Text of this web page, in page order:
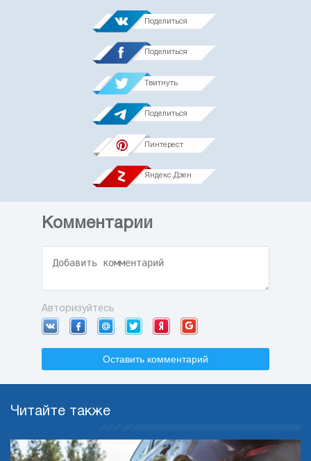
Поделиться
Поделиться
Твитнуть
Поделиться
Пинтерест
Яндекс.Дзен
Комментарии
Авторизуйтесь
Оставить комментарий
Читайте также